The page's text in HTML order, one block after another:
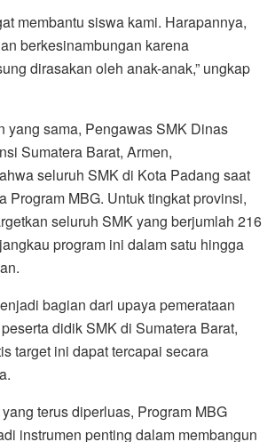
membantu siswa kami. Harapannya,
berkesinambungan karena
dirasakan oleh anak-anak,” ungkap
yang sama, Pengawas SMK Dinas
Sumatera Barat, Armen,
seluruh SMK di Kota Padang saat
Program MBG. Untuk tingkat provinsi,
seluruh SMK yang berjumlah 216
program ini dalam satu hingga
bagian dari upaya pemerataan
didik SMK di Sumatera Barat,
target ini dapat tercapai secara
terus diperluas, Program MBG
instrumen penting dalam membangun